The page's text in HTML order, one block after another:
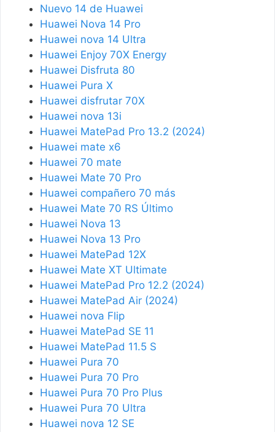
Nuevo 14 de Huawei
Huawei Nova 14 Pro
Huawei nova 14 Ultra
Huawei Enjoy 70X Energy
Huawei Disfruta 80
Huawei Pura X
Huawei disfrutar 70X
Huawei nova 13i
Huawei MatePad Pro 13.2 (2024)
Huawei mate x6
Huawei 70 mate
Huawei Mate 70 Pro
Huawei compañero 70 más
Huawei Mate 70 RS Último
Huawei Nova 13
Huawei Nova 13 Pro
Huawei MatePad 12X
Huawei Mate XT Ultimate
Huawei MatePad Pro 12.2 (2024)
Huawei MatePad Air (2024)
Huawei nova Flip
Huawei MatePad SE 11
Huawei MatePad 11.5 S
Huawei Pura 70
Huawei Pura 70 Pro
Huawei Pura 70 Pro Plus
Huawei Pura 70 Ultra
Huawei nova 12 SE